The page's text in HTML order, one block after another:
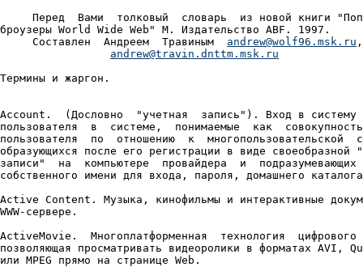
Перед  Вами  толковый  словарь  из новой книги
броузеры World Wide Web" М. Издательство ABF. 1997.
     Составлен  Андреем  Травиным
andrew@wolf96.msk.ru ,
andrew@travin.dnttm.msk.ru
Термины и жаргон.
Account.  (Дословно  "учетная  запись"). Вход в систему
пользователя  в  системе,  понимаемые  как
пользователя  по  отношению  к  многопользовательской
образующихся после его регистрации в виде своеобразной
записи"  на  компьютере  провайдера  и  подразумевающих
собственного имени для входа, пароля, домашнего
Active Content. Музыка, кинофильмы и интерактивные
WWW-сервере.
ActiveMovie.  Многоплатформенная  технология
позволяющая просматривать видеоролики в форматах AVI,
или MPEG прямо на странице Web.